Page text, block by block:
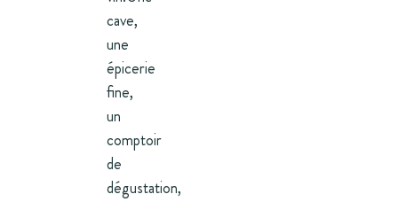
cave,
une
épicerie
fine,
un
comptoir
de
dégustation,